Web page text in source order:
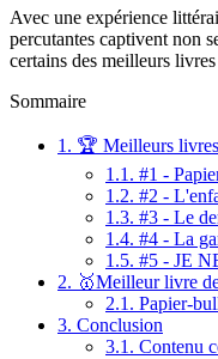
Avec une expérience
percutantes captivent non
certains des meilleurs
Sommaire
1. 🏆 Meilleurs
1.1. #1 -
1.2. #2 -
1.3. #3 - Le
1.4. #4 - La
1.5. #5 - JE
2. 🥇Meilleur livre
2.1. Papier-
3. Conclusion
3.1. Contenu